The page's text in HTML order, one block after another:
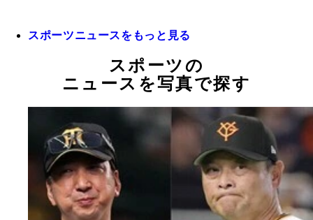
スポーツニュースをもっと見る
スポーツの
ニュースを写真で探す